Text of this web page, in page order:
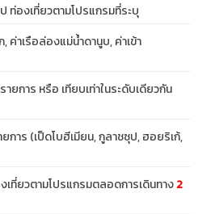
ท่องเที่ยวตามโปรแกรมที่ระบุ
ค่าเรือล่องแม่น้ำดานูบ, ค่าเข้า
ยการ หรือ เทียบเท่าในระดับเดียวกัน
การ (เป็ดโบฮีเมียน, กูลาชซุป, ฮอยริเก้,
ที่ยวตามโปรแกรมตลอดการเดินทาง2